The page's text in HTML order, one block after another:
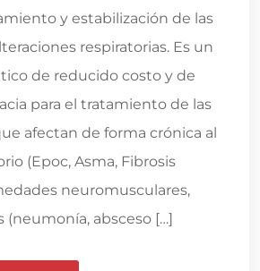
y estabilización de las
respiratorias. Es un
de reducido costo y de
para el tratamiento de las
afectan de forma crónica al
(Epoc, Asma, Fibrosis
neuromusculares,
(neumonía, absceso […]